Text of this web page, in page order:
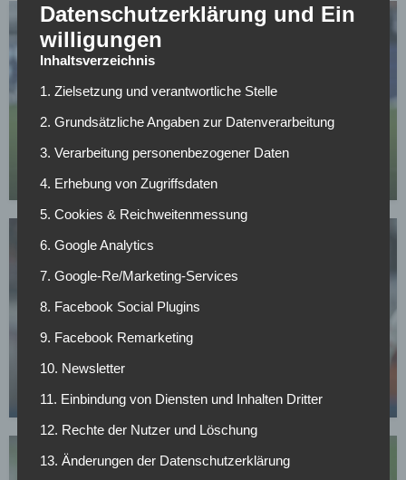
sorgt für Planungssicherheit
29.04.2026
Klub will er spielen
24.04.2026
Datenschutzerklärung und Ein
willigungen
Inhaltsverzeichnis
1. Zielsetzung und verantwortliche Stelle
2. Grundsätzliche Angaben zur Datenverarbeitung
3. Verarbeitung personenbezogener Daten
4. Erhebung von Zugriffsdaten
5. Cookies & Reichweitenmessung
6. Google Analytics
7. Google-Re/Marketing-Services
8. Facebook Social Plugins
9. Facebook Remarketing
10. Newsletter
11. Einbindung von Diensten und Inhalten Dritter
12. Rechte der Nutzer und Löschung
13. Änderungen der Datenschutzerklärung